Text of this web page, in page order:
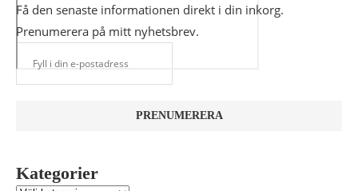
Få den senaste informationen direkt i din inkorg.
Prenumerera på mitt nyhetsbrev.
Kategorier